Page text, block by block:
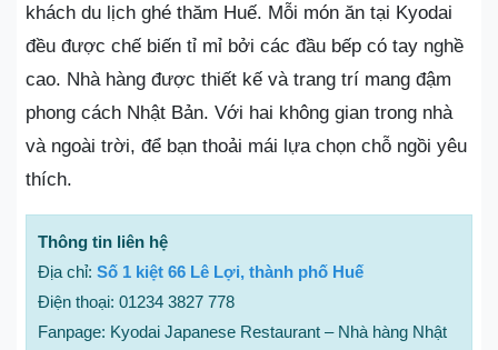
khách du lịch ghé thăm Huế. Mỗi món ăn tại Kyodai
đều được chế biến tỉ mỉ bởi các đầu bếp có tay nghề
cao. Nhà hàng được thiết kế và trang trí mang đậm
phong cách Nhật Bản. Với hai không gian trong nhà
và ngoài trời, để bạn thoải mái lựa chọn chỗ ngồi yêu
thích.
Thông tin liên hệ
Địa chỉ: Số 1 kiệt 66 Lê Lợi, thành phố Huế
Điện thoại: 01234 3827 778
Fanpage: Kyodai Japanese Restaurant – Nhà hàng Nhật